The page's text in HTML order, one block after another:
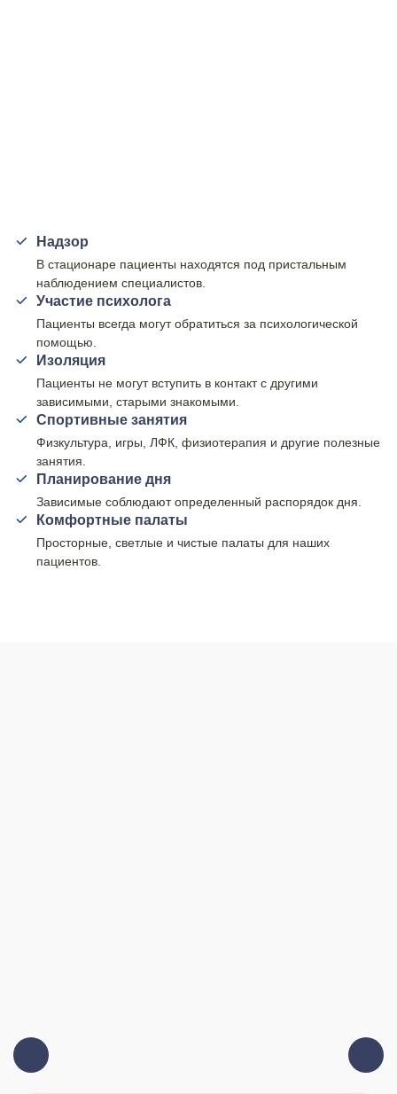
Надзор
В стационаре пациенты находятся под пристальным
наблюдением специалистов.
Участие психолога
Пациенты всегда могут обратиться за психологической
помощью.
Изоляция
Пациенты не могут вступить в контакт с другими
зависимыми, старыми знакомыми.
Спортивные занятия
Физкультура, игры, ЛФК, физиотерапия и другие полезные
занятия.
Планирование дня
Зависимые соблюдают определенный распорядок дня.
Комфортные палаты
Просторные, светлые и чистые палаты для наших
пациентов.